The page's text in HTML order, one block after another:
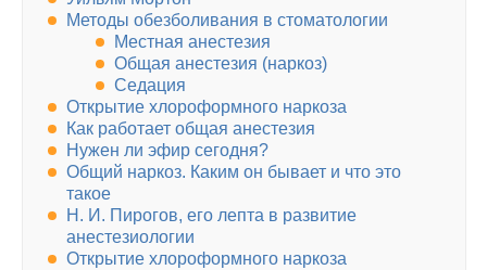
Методы обезболивания в стоматологии
Местная анестезия
Общая анестезия (наркоз)
Седация
Открытие хлороформного наркоза
Как работает общая анестезия
Нужен ли эфир сегодня?
Общий наркоз. Каким он бывает и что это
такое
Н. И. Пирогов, его лепта в развитие
анестезиологии
Открытие хлороформного наркоза